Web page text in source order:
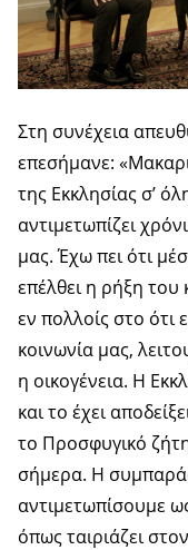
Στη συνέχεια
επεσήμανε:
της Εκκλησίας σ’
αντιμετωπίζει
μας. Έχω πει ότι
επέλθει η ρήξη του
εν πολλοίς στο
κοινωνία μας,
η οικογένεια. Η
και το έχει
το Προσφυγικό
σήμερα. Η
αντιμετωπίσουμε
όπως ταιριάζει